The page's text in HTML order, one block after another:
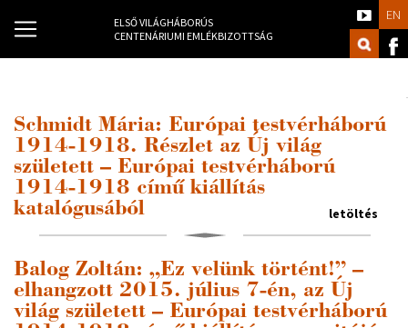
ELSŐ VILÁGHÁBORÚS
CENTENÁRIUMI EMLÉKBIZOTTSÁG
EN
Schmidt Mária: Európai testvérháború
1914-1918. Részlet az Új világ
született – Európai testvérháború
1914-1918 című kiállítás
katalógusából
letöltés
Balog Zoltán: „Ez velünk történt!” –
elhangzott 2015. július 7-én, az Új
világ született – Európai testvérháború